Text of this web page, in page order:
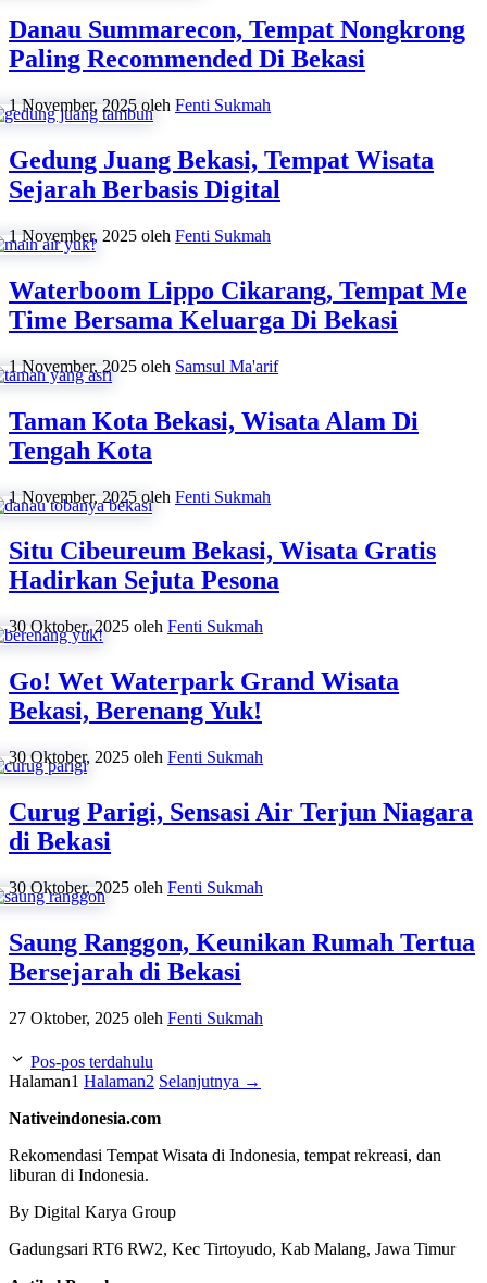
Danau Summarecon, Tempat Nongkrong
Paling Recommended Di Bekasi
1 November, 2025 oleh Fenti Sukmah
Gedung Juang Bekasi, Tempat Wisata
Sejarah Berbasis Digital
1 November, 2025 oleh Fenti Sukmah
Waterboom Lippo Cikarang, Tempat Me
Time Bersama Keluarga Di Bekasi
1 November, 2025 oleh Samsul Ma'arif
Taman Kota Bekasi, Wisata Alam Di
Tengah Kota
1 November, 2025 oleh Fenti Sukmah
Situ Cibeureum Bekasi, Wisata Gratis
Hadirkan Sejuta Pesona
30 Oktober, 2025 oleh Fenti Sukmah
Go! Wet Waterpark Grand Wisata
Bekasi, Berenang Yuk!
30 Oktober, 2025 oleh Fenti Sukmah
Curug Parigi, Sensasi Air Terjun Niagara
di Bekasi
30 Oktober, 2025 oleh Fenti Sukmah
Saung Ranggon, Keunikan Rumah Tertua
Bersejarah di Bekasi
27 Oktober, 2025 oleh Fenti Sukmah
Pos-pos terdahulu
Halaman1 Halaman2 Selanjutnya →
Nativeindonesia.com
Rekomendasi Tempat Wisata di Indonesia, tempat rekreasi, dan
liburan di Indonesia.
By Digital Karya Group
Gadungsari RT6 RW2, Kec Tirtoyudo, Kab Malang, Jawa Timur